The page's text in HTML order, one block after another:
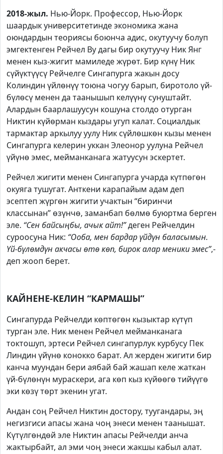
2018-жыл. Нью-Йорк. Профессор, Нью-Йорк
шаардык университетинде экономика жана
оюндардын теориясы боюнча адис, окутуучу болуп
эмгектенген Рейчел Ву дагы бир окутуучу Ник Янг
менен кыз-жигит мамиледе жүрөт. Бир күнү Ник
сүйүктүүсү Рейчелге Сингапурга жакын досу
Колиндин үйлөнүү тоюна чогуу барып, биротоло үй-
бүлөсү менен да таанышып келүүнү сунуштайт.
Алардын баарлашуусун кошуна столдо отурган
Никтин күйөрман кыздары угуп калат. Социалдык
тармактар аркылуу уулу Ник сүйлөшкөн кызы менен
Сингапурга келерин уккан Элеонор уулуна Рейчел
үйүнө эмес, мейманканага жатуусун эскертет.
Рейчел жигити менен Сингапурга учарда күтпөгөн
окуяга тушугат. Анткени карапайым адам деп
эсептеп жүргөн жигити учактын “биринчи
классынан” өзүнчө, заманбап бөлмө буюртма берген
эле. “Сен байсыңбы, ачык айт!”деген Рейчелдин
суроосуна Ник: “Ооба, мен бардар үйдүн баласымын.
Үй-бүлөмдүн акчасы өтө көп, бирок алар меники эмес”,-
деп жооп берет.
КАЙНЕНЕ-КЕЛИН “КАРМАШЫ”
Сингапурда Рейчелди көптөгөн кызыктар күтүп
турган эле. Ник менен Рейчел мейманканага
токтошуп, эртеси Рейчел сингапурлук курбусу Пек
Линдин үйүнө конокко барат. Ал жерден жигити бир
канча муундан бери аябай бай жашап келе жаткан
үй-бүлөнүн мураскери, ага көп кыз күйөөгө тийүүгө
эки көзү төрт экенин угат.
Андан соң Рейчел Никтин достору, туугандары, эң
негизгиси апасы жана чоң энеси менен таанышат.
Күтүлгөндөй эле Никтин апасы Рейчелди анча
жактырбайт, ал эми чоң энеси жакшы кабыл алат.